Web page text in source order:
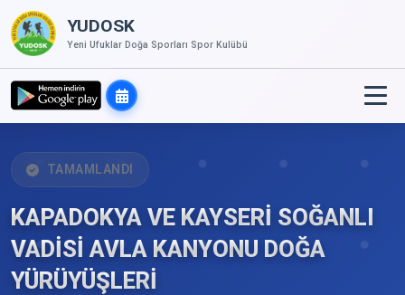
YUDOSK
Yeni Ufuklar Doğa Sporları Spor Kulübü
TAMAMLANDI
KAPADOKYA VE KAYSERİ SOĞANLI
VADİSİ AVLA KANYONU DOĞA
YÜRÜYÜŞLERİ